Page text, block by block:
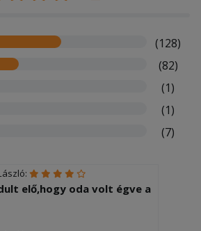
(128)
(82)
(1)
(1)
(7)
elő,hogy oda volt égve a